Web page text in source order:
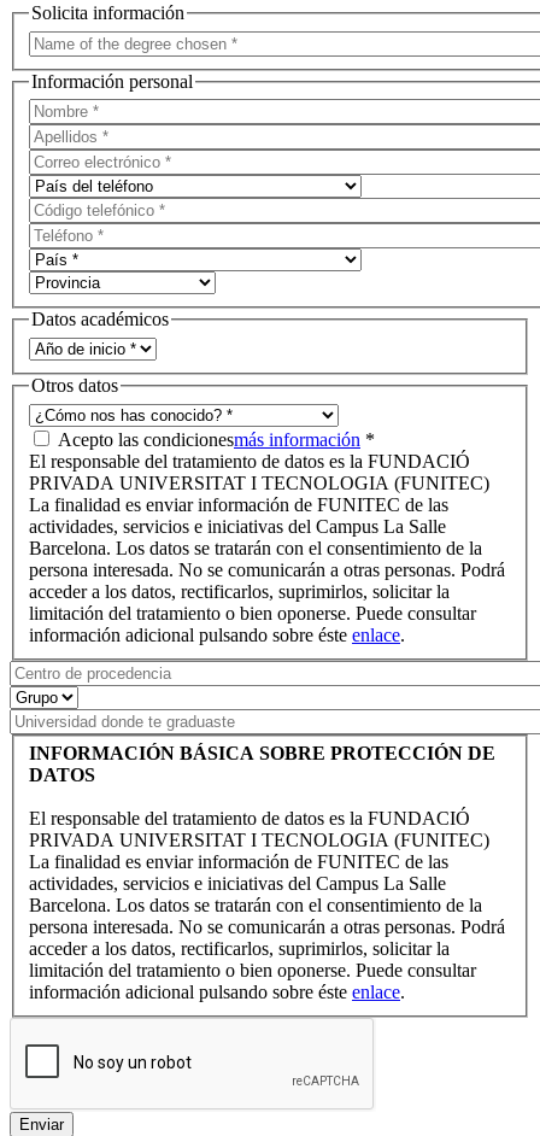
Solicita información
Información personal
Datos académicos
Otros datos
Acepto las condicionesmás información *
El responsable del tratamiento de datos es la FUNDACIÓ
PRIVADA UNIVERSITAT I TECNOLOGIA (FUNITEC)
La finalidad es enviar información de FUNITEC de las
actividades, servicios e iniciativas del Campus La Salle
Barcelona. Los datos se tratarán con el consentimiento de la
persona interesada. No se comunicarán a otras personas. Podrá
acceder a los datos, rectificarlos, suprimirlos, solicitar la
limitación del tratamiento o bien oponerse. Puede consultar
información adicional pulsando sobre éste enlace.
INFORMACIÓN BÁSICA SOBRE PROTECCIÓN DE
DATOS
El responsable del tratamiento de datos es la FUNDACIÓ
PRIVADA UNIVERSITAT I TECNOLOGIA (FUNITEC)
La finalidad es enviar información de FUNITEC de las
actividades, servicios e iniciativas del Campus La Salle
Barcelona. Los datos se tratarán con el consentimiento de la
persona interesada. No se comunicarán a otras personas. Podrá
acceder a los datos, rectificarlos, suprimirlos, solicitar la
limitación del tratamiento o bien oponerse. Puede consultar
información adicional pulsando sobre éste enlace.